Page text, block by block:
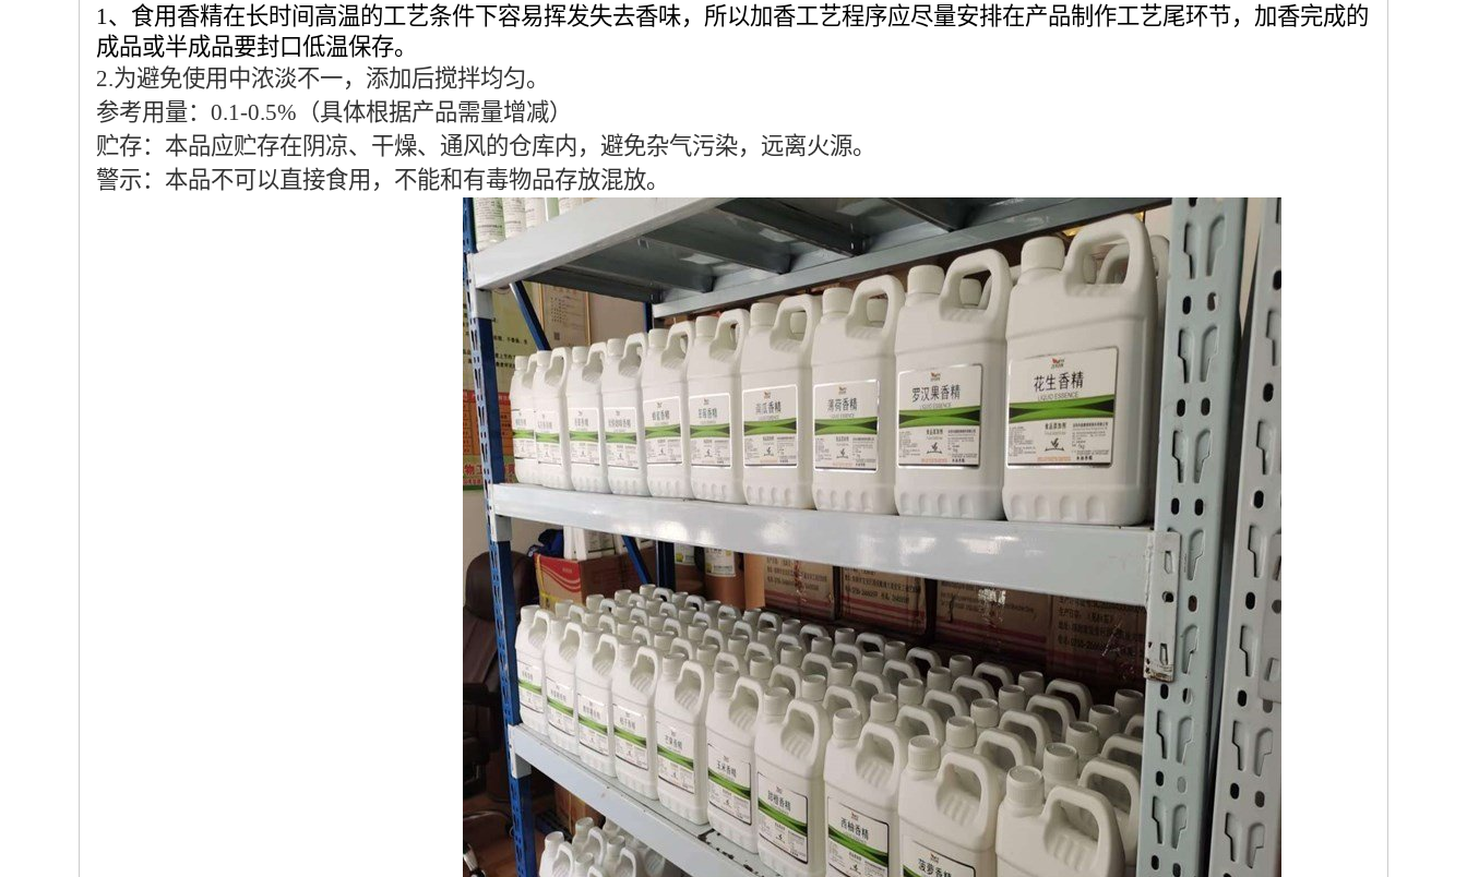
1、食用香精在长时间高温的工艺条件下容易挥发失去香味，所以加香工艺程序应尽量安排在产品制作工艺尾环节，加香完成的
成品或半成品要封口低温保存。
2.为避免使用中浓淡不一，添加后搅拌均匀。
参考用量：0.1-0.5%（具体根据产品需量增减）
贮存：本品应贮存在阴凉、干燥、通风的仓库内，避免杂气污染，远离火源。
警示：本品不可以直接食用，不能和有毒物品存放混放。